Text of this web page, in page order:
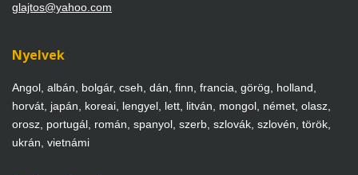
glajtos@yahoo.com
Nyelvek
Angol, albán, bolgár, cseh, dán, finn, francia, görög, holland,
horvát, japán, koreai, lengyel, lett, litván, mongol, német, olasz,
orosz, portugál, román, spanyol, szerb, szlovák, szlovén, török,
ukrán, vietnámi